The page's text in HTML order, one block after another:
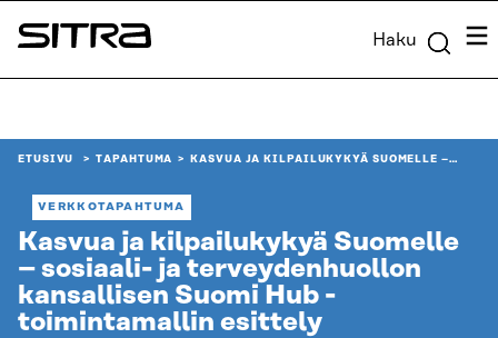
Siirry
suoraan
Sitra Haku
ETUSIVU TAPAHTUMA KASVUA JA KILPAILUKYKYÄ SUOMELLE –…
VERKKOTAPAHTUMA
Kasvua ja kilpailukykyä Suomelle
– sosiaali- ja terveydenhuollon
kansallisen Suomi Hub -
toimintamallin esittely